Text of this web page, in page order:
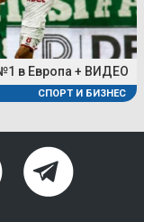
в Европа + ВИДЕО
СПОРТ И БИЗНЕС